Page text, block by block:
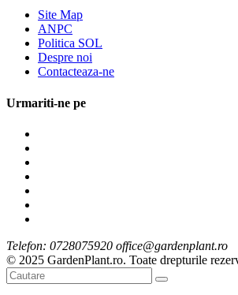
Site Map
ANPC
Politica SOL
Despre noi
Contacteaza-ne
Urmariti-ne pe
Telefon: 0728075920 office@gardenplant.ro
© 2025 GardenPlant.ro. Toate drepturile